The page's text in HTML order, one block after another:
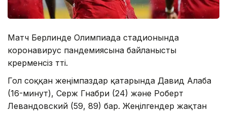
Матч Берлинде Олимпиада стадионында
коронавирус пандемиясына байланысты
көрерменсіз өтті.
Гол соққан жеңімпаздар қатарында Давид Алаба
(16-минут), Серж Гнабри (24) және Роберт
Левандовский (59, 89) бар. Жеңілгендер жақтан